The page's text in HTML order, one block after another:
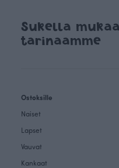
Sukella
tarinaamme
Ostoksille
Naiset
Lapset
Vauvat
Kankaat